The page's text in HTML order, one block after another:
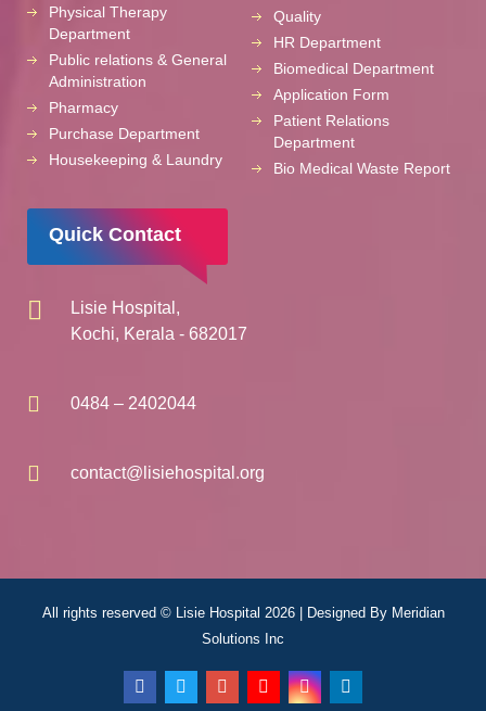
Physical Therapy
Department
Public relations & General
Administration
Pharmacy
Purchase Department
Housekeeping & Laundry
Quality
HR Department
Biomedical Department
Application Form
Patient Relations
Department
Bio Medical Waste Report
Quick Contact
Lisie Hospital,
Kochi, Kerala - 682017
0484 – 2402044
contact@lisiehospital.org
All rights reserved © Lisie Hospital 2026 | Designed By Meridian
Solutions Inc